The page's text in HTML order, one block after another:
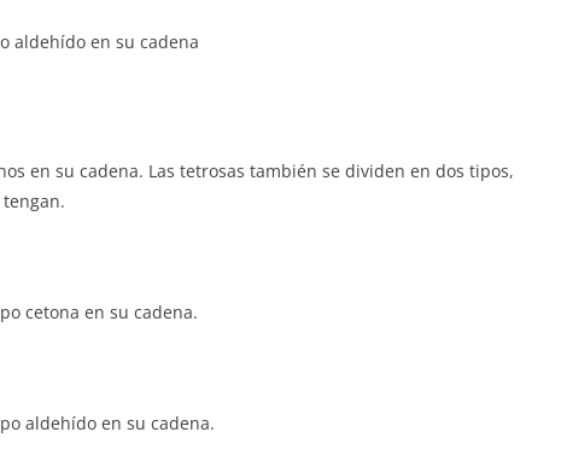
aldehído en su cadena
en su cadena. Las tetrosas también se dividen en dos tipos,
cetona en su cadena.
aldehído en su cadena.